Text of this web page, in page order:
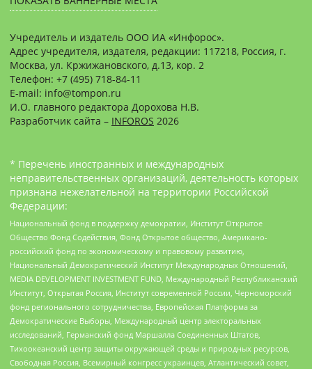
Учредитель и издатель ООО ИА «Инфорос».
Адрес учредителя, издателя, редакции: 117218, Россия, г.
Москва, ул. Кржижановского, д.13, кор. 2
Телефон: +7 (495) 718-84-11
E-mail: info@tompon.ru
И.О. главного редактора Дорохова Н.В.
Разработчик сайта – INFOROS 2026
* Перечень иностранных и международных
неправительственных организаций, деятельность которых
признана нежелательной на территории Российской
Федерации:
Национальный фонд в поддержку демократии, Институт Открытое
Общество Фонд Содействия, Фонд Открытое общество, Американо-
российский фонд по экономическому и правовому развитию,
Национальный Демократический Институт Международных Отношений,
MEDIA DEVELOPMENT INVESTMENT FUND, Международный Республиканский
Институт, Открытая Россия, Институт современной России, Черноморский
фонд регионального сотрудничества, Европейская Платформа за
Демократические Выборы, Международный центр электоральных
исследований, Германский фонд Маршалла Соединенных Штатов,
Тихоокеанский центр защиты окружающей среды и природных ресурсов,
Свободная Россия, Всемирный конгресс украинцев, Атлантический совет,